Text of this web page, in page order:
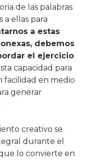
de las palabras
a ellas para
a estas
debemos
el ejercicio
capacidad para
facilidad en medio
generar
creativo se
durante el
lo convierte en